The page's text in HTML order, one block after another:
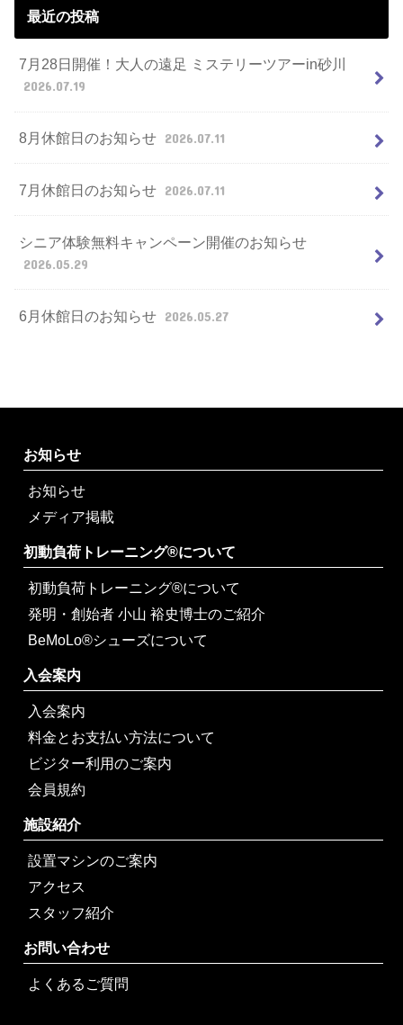
最近の投稿
7月28日開催！大人の遠足 ミステリーツアーin砂川
2026.07.19
8月休館日のお知らせ 2026.07.11
7月休館日のお知らせ 2026.07.11
シニア体験無料キャンペーン開催のお知らせ
2026.05.29
6月休館日のお知らせ 2026.05.27
お知らせ
お知らせ
メディア掲載
初動負荷トレーニング®について
初動負荷トレーニング®について
発明・創始者 小山 裕史博士のご紹介
BeMoLo®シューズについて
入会案内
入会案内
料金とお支払い方法について
ビジター利用のご案内
会員規約
施設紹介
設置マシンのご案内
アクセス
スタッフ紹介
お問い合わせ
よくあるご質問